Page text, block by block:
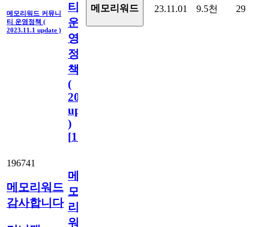
메모리워드 커뮤니
티 운영정책 (
2023.11.1 update )
티
운
영
정
책
(
2023.11.1
update
)
[110
메모리워드 23.11.01 9.5천 29
196741
메모리워드
감사합니다
메
모
리
워